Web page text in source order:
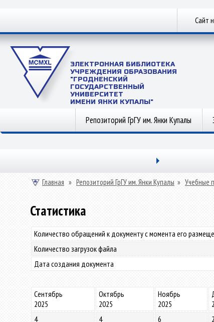
Сайт
ЭЛЕКТРОННАЯ БИБЛИОТЕКА
УЧРЕЖДЕНИЯ ОБРАЗОВАНИЯ
"ГРОДНЕНСКИЙ
ГОСУДАРСТВЕННЫЙ
УНИВЕРСИТЕТ
ИМЕНИ ЯНКИ КУПАЛЫ"
Репозиторий ГрГУ им. Янки Купалы
Главная » Репозиторий ГрГУ им. Янки Купалы » Учебные
Статистика
Количество обращений к документу с момента его
Количество загрузок файла
Дата создания документа
Сентябрь
2025
Октябрь
2025
Ноябрь
2025
4
4 6 2